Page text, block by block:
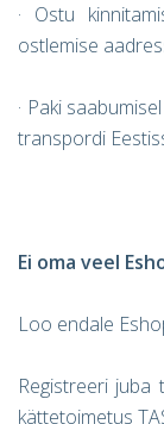
· Ostu
ostlemise
· Paki
transpordi
Ei oma veel
Loo endale
Registreeri
kättetoimetus